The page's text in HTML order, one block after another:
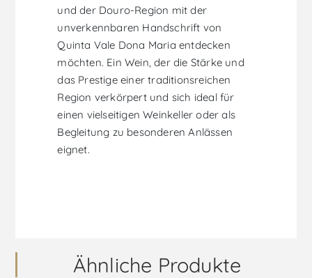
und der Douro-Region mit der
unverkennbaren Handschrift von
Quinta Vale Dona Maria entdecken
möchten. Ein Wein, der die Stärke und
das Prestige einer traditionsreichen
Region verkörpert und sich ideal für
einen vielseitigen Weinkeller oder als
Begleitung zu besonderen Anlässen
eignet.
Ähnliche Produkte